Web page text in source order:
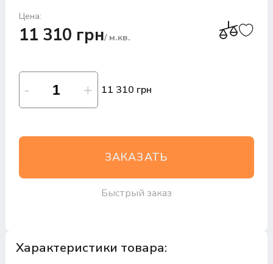
Цена:
11 310 грн/ м.кв.
11 310 грн
ЗАКАЗАТЬ
Быстрый заказ
Характеристики товара: